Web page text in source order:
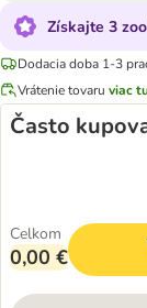
Získajte 3
Dodacia doba 1-3
Vrátenie tovaru viac
Často
Celkom
0,00 €